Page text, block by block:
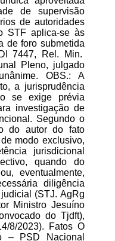
de supervisão
de autoridades
STF aplica-se às
de foro submetida
7447, Rel. Min.
Pleno, julgado
OBS.: A
a jurisprudência
se exige prévia
investigação de
Segundo o
do autor do fato
modo exclusivo,
jurisdicional
quando do
eventualmente,
diligência
(STJ. AgRg
Ministro Jesuíno
do Tjdft),
8/2023). Fatos O
– PSD Nacional